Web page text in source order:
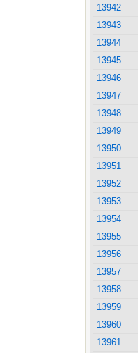
13942
13943
13944
13945
13946
13947
13948
13949
13950
13951
13952
13953
13954
13955
13956
13957
13958
13959
13960
13961